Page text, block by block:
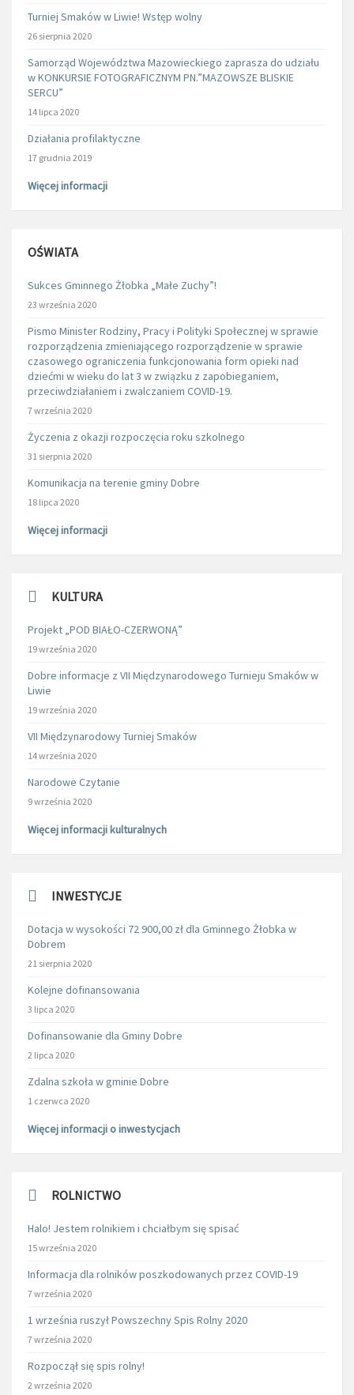
Turniej Smaków w Liwie! Wstęp wolny
26 sierpnia 2020
Samorząd Województwa Mazowieckiego zaprasza do udziału
w KONKURSIE FOTOGRAFICZNYM PN.”MAZOWSZE BLISKIE
SERCU”
14 lipca 2020
Działania profilaktyczne
17 grudnia 2019
Więcej informacji
OŚWIATA
Sukces Gminnego Żłobka „Małe Zuchy”!
23 września 2020
Pismo Minister Rodziny, Pracy i Polityki Społecznej w sprawie
rozporządzenia zmieniającego rozporządzenie w sprawie
czasowego ograniczenia funkcjonowania form opieki nad
dziećmi w wieku do lat 3 w związku z zapobieganiem,
przeciwdziałaniem i zwalczaniem COVID-19.
7 września 2020
Życzenia z okazji rozpoczęcia roku szkolnego
31 sierpnia 2020
Komunikacja na terenie gminy Dobre
18 lipca 2020
Więcej informacji
KULTURA
Projekt „POD BIAŁO-CZERWONĄ”
19 września 2020
Dobre informacje z VII Międzynarodowego Turnieju Smaków w
Liwie
19 września 2020
VII Międzynarodowy Turniej Smaków
14 września 2020
Narodowe Czytanie
9 września 2020
Więcej informacji kulturalnych
INWESTYCJE
Dotacja w wysokości 72 900,00 zł dla Gminnego Żłobka w
Dobrem
21 sierpnia 2020
Kolejne dofinansowania
3 lipca 2020
Dofinansowanie dla Gminy Dobre
2 lipca 2020
Zdalna szkoła w gminie Dobre
1 czerwca 2020
Więcej informacji o inwestycjach
ROLNICTWO
Halo! Jestem rolnikiem i chciałbym się spisać
15 września 2020
Informacja dla rolników poszkodowanych przez COVID-19
7 września 2020
1 września ruszył Powszechny Spis Rolny 2020
7 września 2020
Rozpoczął się spis rolny!
2 września 2020